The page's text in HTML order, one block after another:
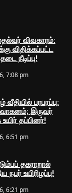
விவகாரம்:
விதிக்கப்பட்ட
நீடிப்பு!
7:08 pm
பரபரப்பு:
வாகனம்; இருவர்
தப்பினர்!
6:51 pm
தகராறால்
உயிரிழப்பு!
6:21 pm